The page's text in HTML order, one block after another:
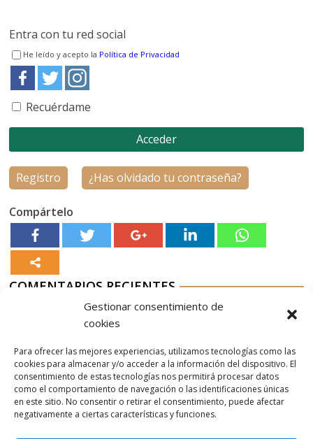
Gestionar consentimiento de
cookies
Para ofrecer las mejores experiencias, utilizamos tecnologías como las
cookies para almacenar y/o acceder a la información del dispositivo. El
consentimiento de estas tecnologías nos permitirá procesar datos
como el comportamiento de navegación o las identificaciones únicas
en este sitio. No consentir o retirar el consentimiento, puede afectar
negativamente a ciertas características y funciones.
Entra con tu red social
He leído y acepto la Política de Privacidad
Recuérdame
Registro ¿Has olvidado tu contraseña?
Compártelo
COMENTARIOS RECIENTES
Nordés Vermouth Rojo
Aurelio G-MenNordés Vermouth Rojo
AitorenNordés Vermouth Rojo
Aurelio G-M en Nordés Vermouth Rojo